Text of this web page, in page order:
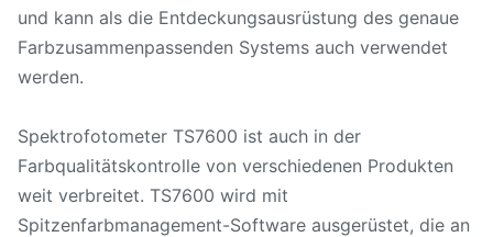
und kann als die Entdeckungsausrüstung des genaue
Farbzusammenpassenden Systems auch verwendet
werden.
Spektrofotometer TS7600 ist auch in der
Farbqualitätskontrolle von verschiedenen Produkten
weit verbreitet. TS7600 wird mit
Spitzenfarbmanagement-Software ausgerüstet, die an